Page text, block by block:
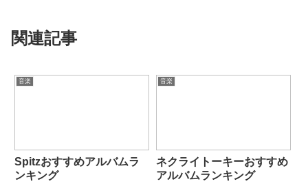
関連記事
音楽
Spitzおすすめアルバムラ
ンキング
音楽
ネクライトーキーおすすめ
アルバムランキング